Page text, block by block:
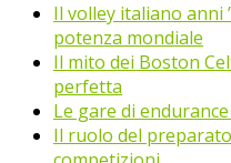
Il volley italiano anni
potenza mondiale
Il mito dei Boston
perfetta
Le gare di
Il ruolo del